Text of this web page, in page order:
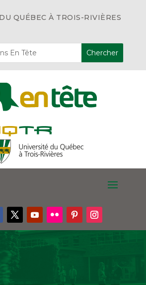
QUÉBEC À TROIS-RIVIÈRES